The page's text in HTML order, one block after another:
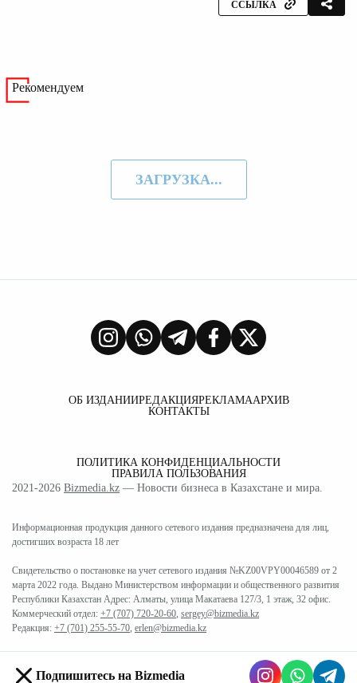
ССЫЛКА
Рекомендуем
ЗАГРУЗКА...
ОБ ИЗДАНИИРЕДАКЦИЯРЕКЛАМААРХИВ
КОНТАКТЫ
ПОЛИТИКА КОНФИДЕНЦИАЛЬНОСТИ
ПРАВИЛА ПОЛЬЗОВАНИЯ
2021-2026 Bizmedia.kz — Новости бизнеса в Казахстане и мира.
Информационная продукция данного сетевого издания предназначена для лиц,
достигших возраста 18 лет
Свидетельство о постановке на учет сетевого издания №KZ00VPY00046589 от 2
марта 2022 года. Выдано Министерством информации и общественного развития
Республики Казахстан Адрес: Алматы, улица Макатаева 127/3, 1 этаж, 32 офис.
Коммерческий отдел: +7 (707) 720-20-60 sergey@bizmedia.kz
Редакция: +7 (701) 255-55-70 erlen@bizmedia.kz
Подпишитесь на Bizmedia